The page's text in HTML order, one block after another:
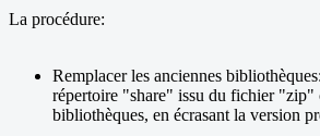
La procédure:
Remplacer les anciennes
répertoire "share" issu du fichier "zip"
bibliothèques, en écrasant la version